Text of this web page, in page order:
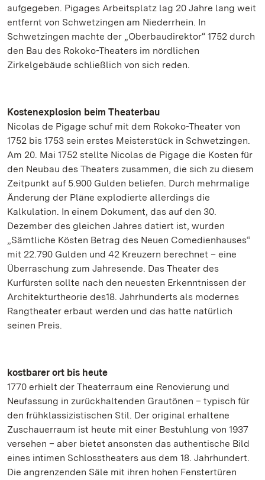
aufgegeben. Pigages Arbeitsplatz lag 20 Jahre lang weit
entfernt von Schwetzingen am Niederrhein. In
Schwetzingen machte der „Oberbaudirektor“ 1752 durch
den Bau des Rokoko-Theaters im nördlichen
Zirkelgebäude schließlich von sich reden.
Kostenexplosion beim Theaterbau
Nicolas de Pigage schuf mit dem Rokoko-Theater von
1752 bis 1753 sein erstes Meisterstück in Schwetzingen.
Am 20. Mai 1752 stellte Nicolas de Pigage die Kosten für
den Neubau des Theaters zusammen, die sich zu diesem
Zeitpunkt auf 5.900 Gulden beliefen. Durch mehrmalige
Änderung der Pläne explodierte allerdings die
Kalkulation. In einem Dokument, das auf den 30.
Dezember des gleichen Jahres datiert ist, wurden
„Sämtliche Kösten Betrag des Neuen Comedienhauses“
mit 22.790 Gulden und 42 Kreuzern berechnet – eine
Überraschung zum Jahresende. Das Theater des
Kurfürsten sollte nach den neuesten Erkenntnissen der
Architekturtheorie des18. Jahrhunderts als modernes
Rangtheater erbaut werden und das hatte natürlich
seinen Preis.
kostbarer ort bis heute
1770 erhielt der Theaterraum eine Renovierung und
Neufassung in zurückhaltenden Grautönen – typisch für
den frühklassizistischen Stil. Der original erhaltene
Zuschauerraum ist heute mit einer Bestuhlung von 1937
versehen – aber bietet ansonsten das authentische Bild
eines intimen Schlosstheaters aus dem 18. Jahrhundert.
Die angrenzenden Säle mit ihren hohen Fenstertüren